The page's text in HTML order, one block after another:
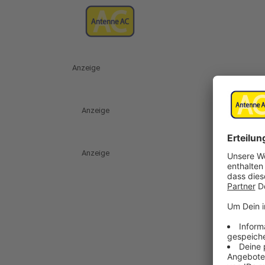
Anzeige
Anzeige
Anzeige